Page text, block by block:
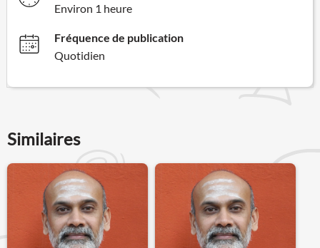
Environ 1 heure
Fréquence de publication
Quotidien
Similaires